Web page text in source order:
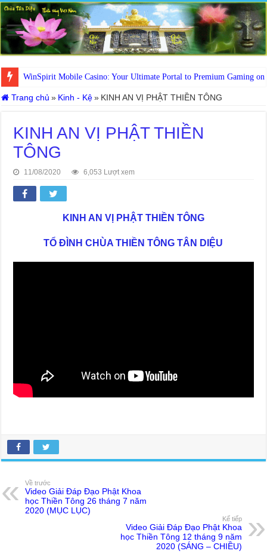
WinSpirit Mobile Casino: Your Ultimate Portal to Premium Gaming on
Trang chủ » Kinh - Kệ » KINH AN VỊ PHẬT THIỀN TÔNG
KINH AN VỊ PHẬT THIỀN
TÔNG
11/08/2020 6,053 Lượt xem
KINH AN VỊ PHẬT THIỀN TÔNG
TỔ ĐÌNH CHÙA THIỀN TÔNG TÂN DIỆU
Về trước
Video Giải Đáp Đạo Phật Khoa
học Thiền Tông 26 tháng 7 năm
2020 (MỤC LỤC)
Kế tiếp
Video Giải Đáp Đạo Phật Khoa
học Thiền Tông 12 tháng 9 năm
2020 (SÁNG – CHIỀU)